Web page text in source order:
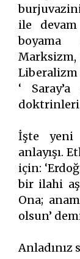
ile
boyama
Marksizm,
Liberalizm
‘
İşte yeni
anlayışı.
için:
bir ilahi
Ona;
olsun’
Anladınız